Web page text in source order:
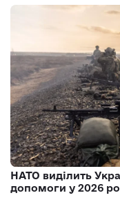
НАТО виділить
допомоги у 2026